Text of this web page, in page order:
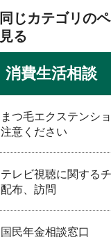
同じカテゴリの
見る
消費生活相談
まつ毛エクステンシ
注意ください
テレビ視聴に関する
配布、訪問
国民年金相談窓口